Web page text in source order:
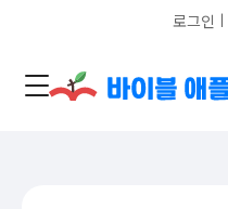
로그인 ㅣ